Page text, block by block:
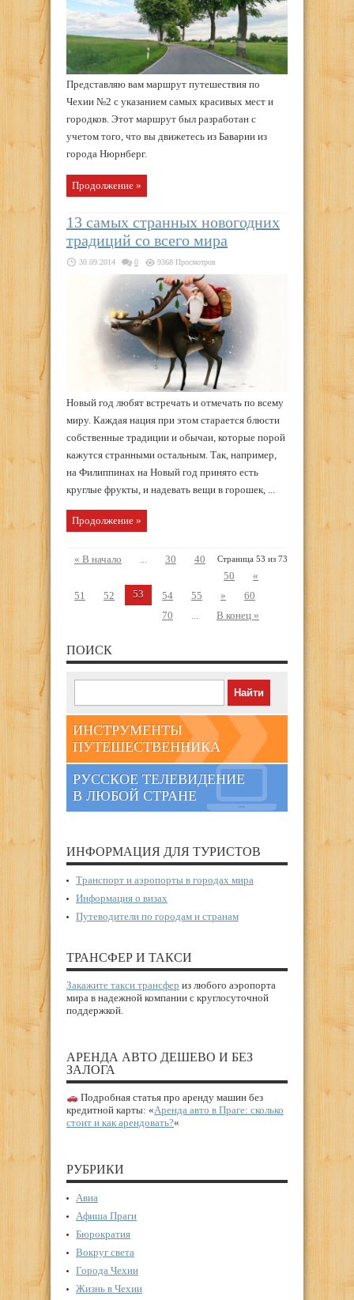
Представляю вам маршрут путешествия по
Чехии №2 с указанием самых красивых мест и
городков. Этот маршрут был разработан с
учетом того, что вы движетесь из Баварии из
города Нюрнберг.
Продолжение »
13 самых странных новогодних
традиций со всего мира
30.09.2014 0 9368 Просмотров
Новый год любят встречать и отмечать по всему
миру. Каждая нация при этом старается блюсти
собственные традиции и обычаи, которые порой
кажутся странными остальным. Так, например,
на Филиппинах на Новый год принято есть
круглые фрукты, и надевать вещи в горошек, ...
Продолжение »
Страница 53 из 73
« В начало ... 30
40
50
«
51
52 53 54 55 »
60
70
... В конец »
ПОИСК
ИНСТРУМЕНТЫ
ПУТЕШЕСТВЕННИКА
РУССКОЕ ТЕЛЕВИДЕНИЕ
В ЛЮБОЙ СТРАНЕ
ИНФОРМАЦИЯ ДЛЯ ТУРИСТОВ
Транспорт и аэропорты в городах мира
Информация о визах
Путеводители по городам и странам
ТРАНСФЕР И ТАКСИ
Закажите такси трансфер из любого аэропорта
мира в надежной компании с круглосуточной
поддержкой.
АРЕНДА АВТО ДЕШЕВО И БЕЗ
ЗАЛОГА
Подробная статья про аренду машин без
кредитной карты: «Аренда авто в Праге: сколько
стоит и как арендовать?«
РУБРИКИ
Авиа
Афиша Праги
Бюрократия
Вокруг света
Города Чехии
Жизнь в Чехии